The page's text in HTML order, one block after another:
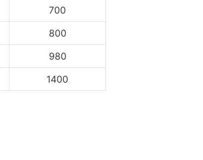
700
800
980
1400